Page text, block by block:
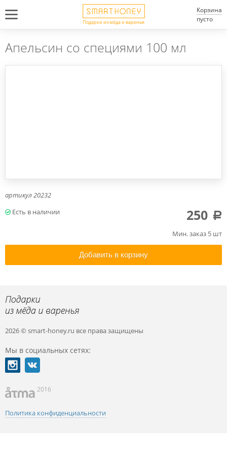
Подарки из мёда и варенья
Корзина
пусто
Апельсин со специями 100 мл
артикул20232
Мин. заказ 5 шт
250 a
Добавить в корзину
2026 © smart-honey.ru все права защищены
Мы в социальных сетях:
2016
Политика конфиденциальности